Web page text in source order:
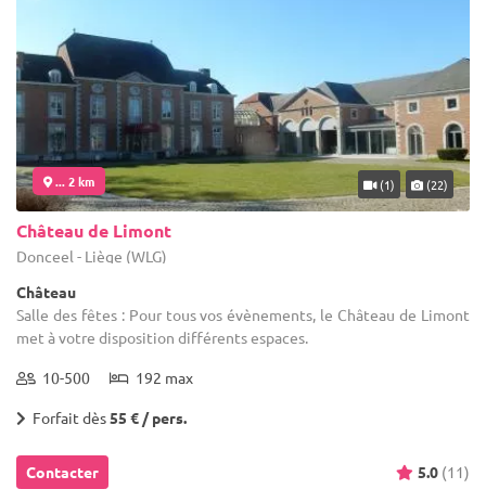
... 2 km (1) (22)
Château de Limont
Donceel - Liège (WLG)
Château
Salle des fêtes : Pour tous vos évènements, le Château de Limont
met à votre disposition différents espaces.
10-500 192 max
Forfait dès55 € / pers.
Contacter 5.0 (11)